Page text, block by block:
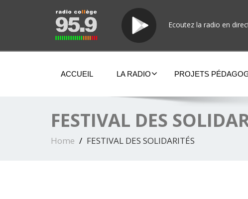
Ecoutez la radio en
ACCUEIL LA RADIO PROJETS
FESTIVAL DES
Home FESTIVAL DES SOLIDARITÉS